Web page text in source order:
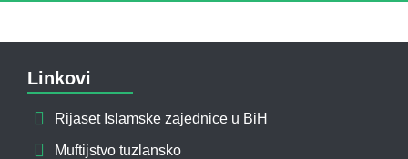
Linkovi
Rijaset Islamske zajednice u BiH
Muftijstvo tuzlansko